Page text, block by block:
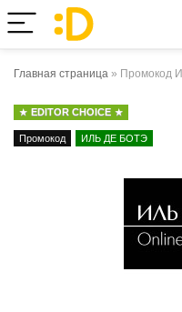
Главная страница » Промокод
EDITOR CHOICE
Промокод ИЛЬ ДЕ БОТЭ